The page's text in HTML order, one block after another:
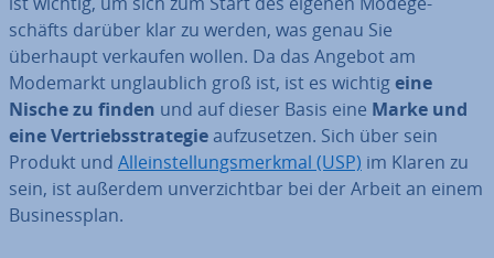
schäfts darüber klar zu werden, was genau Sie
überhaupt verkaufen wollen. Da das Angebot am
Modemarkt un­glaub­lich groß ist, ist es wichtigeine
Nische zu finden und auf dieser Basis eine Marke und
eine Ver­triebs­stra­te­gieauf­zu­set­zen. Sich über sein
Produkt und Al­lein­stel­lungs­merk­mal (USP) im Klaren zu
sein, ist außerdem un­ver­zicht­bar bei der Arbeit an einem
Busi­ness­plan.